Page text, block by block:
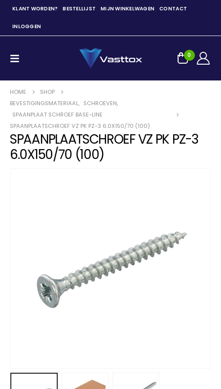
KLANT WORDEN? BESTELLIJST MIJN WINKELWAGEN CONTACT
INLOGGEN
0
HOME
SHOP
BEVESTIGINGSMATERIAAL, SCHROEVEN,
SPAANPLAAT SCHROEF BASE-LINE
SPAANPLAATSCHROEF VZ PK PZ-3 6.0X150/70 (100)
SPAANPLAATSCHROEF VZ PK PZ-3
6.0X150/70 (100)